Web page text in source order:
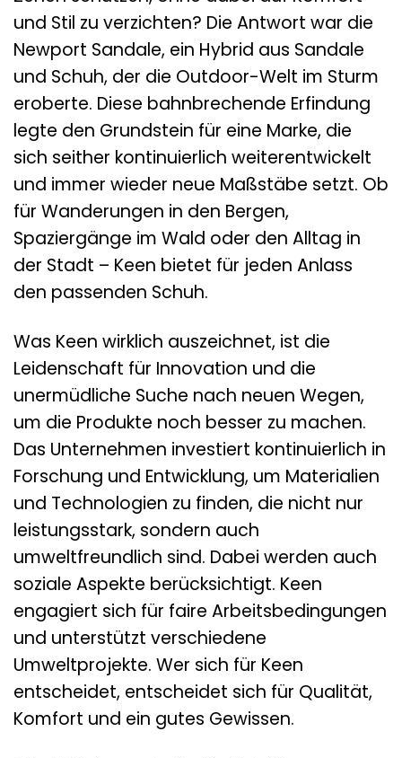
und Stil zu verzichten? Die Antwort war die
Newport Sandale, ein Hybrid aus Sandale
und Schuh, der die Outdoor-Welt im Sturm
eroberte. Diese bahnbrechende Erfindung
legte den Grundstein für eine Marke, die
sich seither kontinuierlich weiterentwickelt
und immer wieder neue Maßstäbe setzt. Ob
für Wanderungen in den Bergen,
Spaziergänge im Wald oder den Alltag in
der Stadt – Keen bietet für jeden Anlass
den passenden Schuh.
Was Keen wirklich auszeichnet, ist die
Leidenschaft für Innovation und die
unermüdliche Suche nach neuen Wegen,
um die Produkte noch besser zu machen.
Das Unternehmen investiert kontinuierlich in
Forschung und Entwicklung, um Materialien
und Technologien zu finden, die nicht nur
leistungsstark, sondern auch
umweltfreundlich sind. Dabei werden auch
soziale Aspekte berücksichtigt. Keen
engagiert sich für faire Arbeitsbedingungen
und unterstützt verschiedene
Umweltprojekte. Wer sich für Keen
entscheidet, entscheidet sich für Qualität,
Komfort und ein gutes Gewissen.